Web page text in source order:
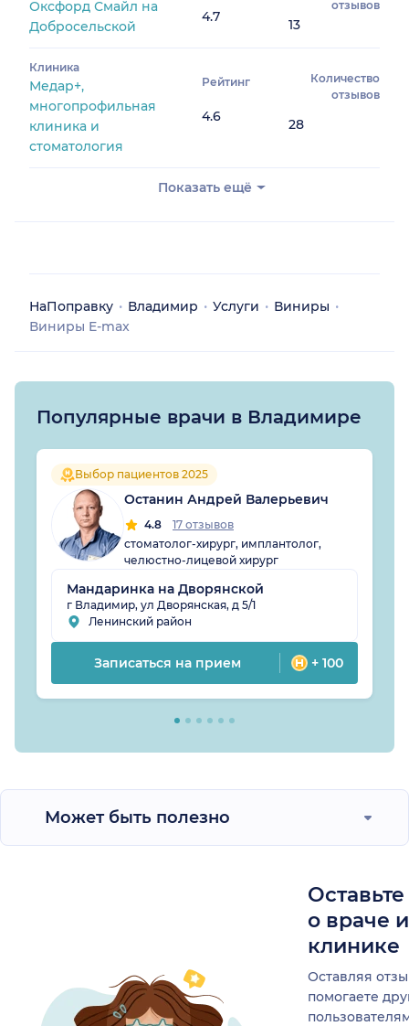
Оксфорд Смайл на
Добросельской
4.7
отзывов
13
Клиника
Медар+,
многопрофильная
клиника и
стоматология
Рейтинг
4.6
Количество
отзывов
28
Показать ещё
НаПоправку Владимир Услуги
Виниры
Виниры E-max
Популярные врачи в Владимире
Выбор пациентов 2025
Останин Андрей Валерьевич
4.8
17 отзывов
стоматолог-хирург, имплантолог,
челюстно-лицевой хирург
Мандаринка на Дворянской
г Владимир, ул Дворянская, д 5/1
Ленинский район
Записаться на прием + 100
Может быть полезно
о враче
клинике
Оставляя
помогаете